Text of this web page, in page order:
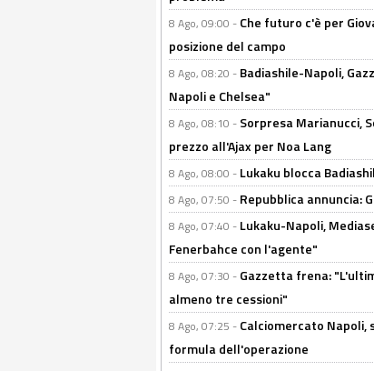
8 Ago, 09:00 - Che futuro c'è per
posizione del campo
8 Ago, 08:20 - Badiashile-Napoli,
Napoli e Chelsea"
8 Ago, 08:10 - Sorpresa Marianucci,
prezzo all'Ajax per Noa Lang
8 Ago, 08:00 - Lukaku blocca
8 Ago, 07:50 - Repubblica annuncia:
8 Ago, 07:40 - Lukaku-Napoli,
Fenerbahce con l'agente"
8 Ago, 07:30 - Gazzetta frena:
almeno tre cessioni"
8 Ago, 07:25 - Calciomercato Napoli,
formula dell'operazione